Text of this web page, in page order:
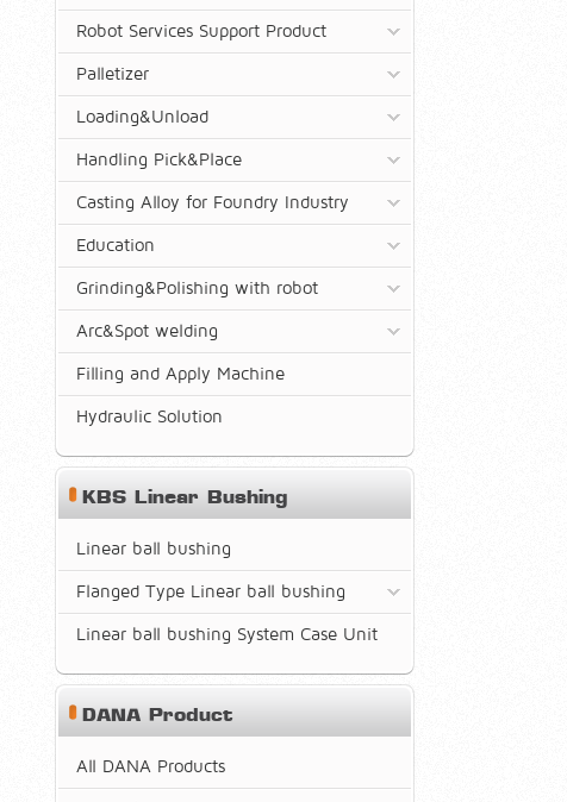
Robot Services Support Product
Palletizer
Loading&Unload
Handling Pick&Place
Casting Alloy for Foundry Industry
Education
Grinding&Polishing with robot
Arc&Spot welding
Filling and Apply Machine
Hydraulic Solution
KBS Linear Bushing
Linear ball bushing
Flanged Type Linear ball bushing
Linear ball bushing System Case Unit
DANA Product
All DANA Products